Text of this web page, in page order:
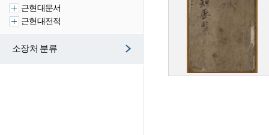
근현대문서
근현대전적
소장처 분류